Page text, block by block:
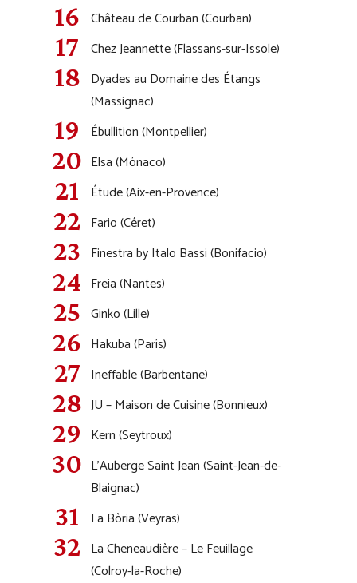
Château de Courban (Courban)
Chez Jeannette (Flassans-sur-Issole)
Dyades au Domaine des Étangs
(Massignac)
Ébullition (Montpellier)
Elsa (Mónaco)
Étude (Aix-en-Provence)
Fario (Céret)
Finestra by Italo Bassi (Bonifacio)
Freia (Nantes)
Ginko (Lille)
Hakuba (París)
Ineffable (Barbentane)
JU – Maison de Cuisine (Bonnieux)
Kern (Seytroux)
L’Auberge Saint Jean (Saint-Jean-de-
Blaignac)
La Bòria (Veyras)
La Cheneaudière – Le Feuillage
(Colroy-la-Roche)